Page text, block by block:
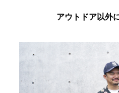
アウトドア以外